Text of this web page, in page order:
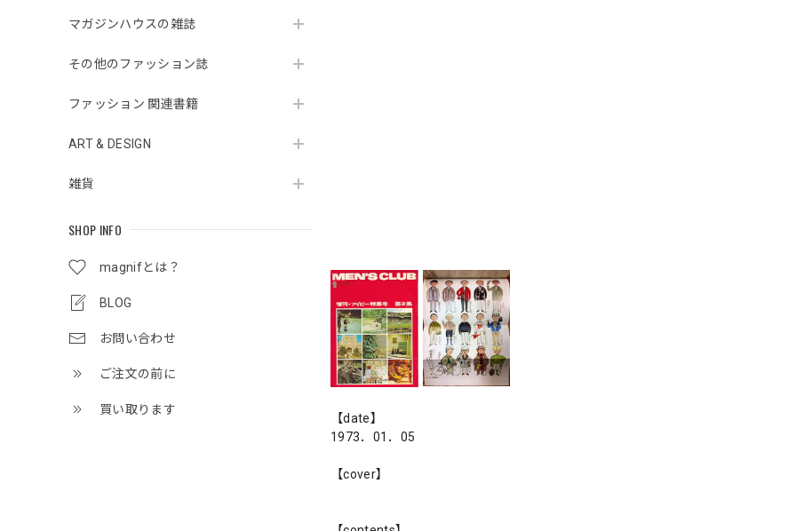
マガジンハウスの雑誌
その他のファッション誌
ファッション 関連書籍
ART & DESIGN
雑貨
SHOP INFO
magnifとは？
BLOG
お問い合わせ
ご注文の前に
買い取ります
【date】
1973．01．05
【cover】